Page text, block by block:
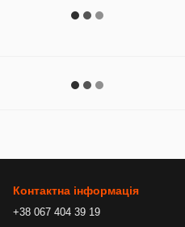
Контактна інформація
+38 067 404 39 19